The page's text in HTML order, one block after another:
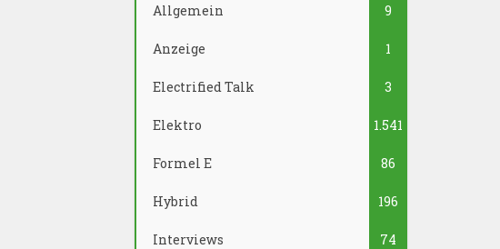
Allgemein 9
Anzeige 1
Electrified Talk 3
Elektro 1.541
Formel E 86
Hybrid 196
Interviews 74